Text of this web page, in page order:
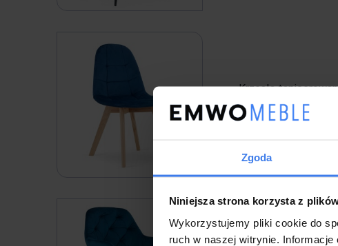
Zgoda
Niniejsza strona korzysta z
Wykorzystujemy pliki cookie do
ruch w naszej witrynie.
Krzesła
Wysyłka w 5 dni